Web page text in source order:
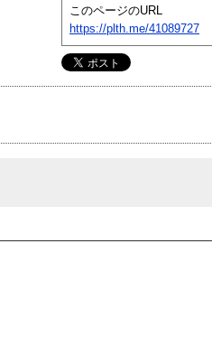
このページのURL
https://plth.me/41089727